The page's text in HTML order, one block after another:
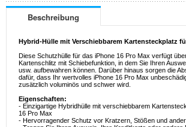
Beschreibung
Hybrid-Hülle mit Verschiebbarem Kartensteckplatz
Diese Schutzhülle für das iPhone 16 Pro Max verfügt
Kartenschlitz mit Schiebefunktion, in dem Sie Ihren
usw. aufbewahren können. Darüber hinaus sorgen die
dafür, dass Ihr wertvolles iPhone 16 Pro Max
zusätzlich voluminös und schwer wird.
Eigenschaften:
- Einzigartige Hybridhülle mit verschiebbarem
16 Pro Max
- Hervorragender Schutz vor Kratzern, Stößen und